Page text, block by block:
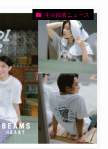
注目銭湯ニュース